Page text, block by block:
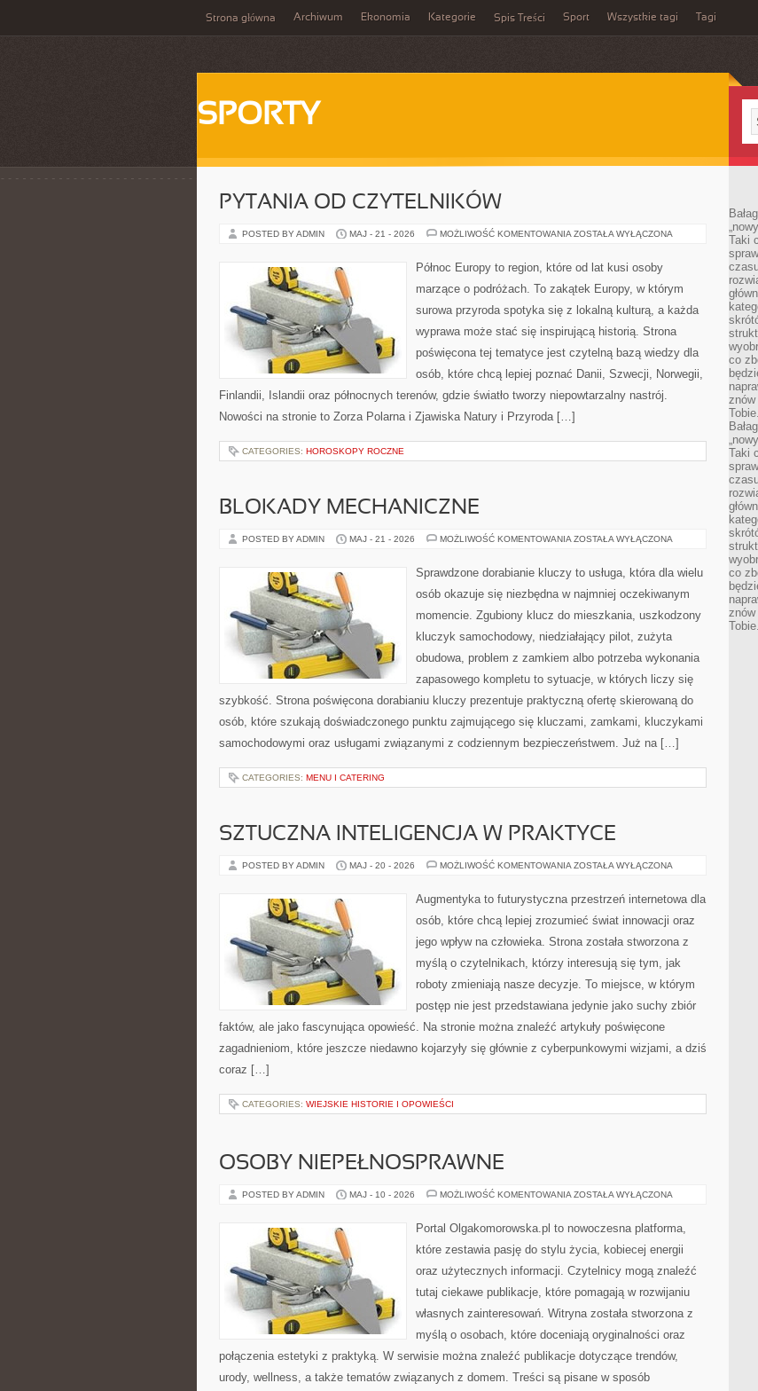
Strona główna Archiwum Ekonomia Kategorie Spis Treści Sport Wszystkie tagi Tagi
SPORTY
PYTANIA OD CZYTELNIKÓW
POSTED BY ADMIN MAJ - 21 - 2026 MOŻLIWOŚĆ KOMENTOWANIA PYTANIA
ZOSTAŁA WYŁĄCZONA
Północ Europy to region, które od lat kusi osoby
marzące o podróżach. To zakątek Europy, w którym
surowa przyroda spotyka się z lokalną kulturą, a każda
wyprawa może stać się inspirującą historią. Strona
poświęcona tej tematyce jest czytelną bazą wiedzy dla
osób, które chcą lepiej poznać Danii, Szwecji, Norwegii,
Finlandii, Islandii oraz północnych terenów, gdzie światło tworzy niepowtarzalny nastrój.
Nowości na stronie to Zorza Polarna i Zjawiska Natury i Przyroda […]
CATEGORIES: HOROSKOPY ROCZNE
BLOKADY MECHANICZNE
POSTED BY ADMIN MAJ - 21 - 2026 MOŻLIWOŚĆ KOMENTOWANIA BLOKADY
ZOSTAŁA WYŁĄCZONA
Sprawdzone dorabianie kluczy to usługa, która dla wielu
osób okazuje się niezbędna w najmniej oczekiwanym
momencie. Zgubiony klucz do mieszkania, uszkodzony
kluczyk samochodowy, niedziałający pilot, zużyta
obudowa, problem z zamkiem albo potrzeba wykonania
zapasowego kompletu to sytuacje, w których liczy się
szybkość. Strona poświęcona dorabianiu kluczy prezentuje praktyczną ofertę skierowaną do
osób, które szukają doświadczonego punktu zajmującego się kluczami, zamkami, kluczykami
samochodowymi oraz usługami związanymi z codziennym bezpieczeństwem. Już na […]
CATEGORIES: MENU I CATERING
SZTUCZNA INTELIGENCJA W PRAKTYCE
POSTED BY ADMIN MAJ - 20 - 2026 MOŻLIWOŚĆ KOMENTOWANIA SZTUCZNA
PRAKTYCE
ZOSTAŁA WYŁĄCZONA
Augmentyka to futurystyczna przestrzeń internetowa dla
osób, które chcą lepiej zrozumieć świat innowacji oraz
jego wpływ na człowieka. Strona została stworzona z
myślą o czytelnikach, którzy interesują się tym, jak
roboty zmieniają nasze decyzje. To miejsce, w którym
postęp nie jest przedstawiana jedynie jako suchy zbiór
faktów, ale jako fascynująca opowieść. Na stronie można znaleźć artykuły poświęcone
zagadnieniom, które jeszcze niedawno kojarzyły się głównie z cyberpunkowymi wizjami, a dziś
coraz […]
CATEGORIES: WIEJSKIE HISTORIE I OPOWIEŚCI
OSOBY NIEPEŁNOSPRAWNE
POSTED BY ADMIN MAJ - 10 - 2026 MOŻLIWOŚĆ KOMENTOWANIA OSOBY
ZOSTAŁA WYŁĄCZONA
Portal Olgakomorowska.pl to nowoczesna platforma,
które zestawia pasję do stylu życia, kobiecej energii
oraz użytecznych informacji. Czytelnicy mogą znaleźć
tutaj ciekawe publikacje, które pomagają w rozwijaniu
własnych zainteresowań. Witryna została stworzona z
myślą o osobach, które doceniają oryginalności oraz
połączenia estetyki z praktyką. W serwisie można znaleźć publikacje dotyczące trendów,
urody, wellness, a także tematów związanych z domem. Treści są pisane w sposób
Taki
co
znów
Tobie.
Taki
co
znów
Tobie.